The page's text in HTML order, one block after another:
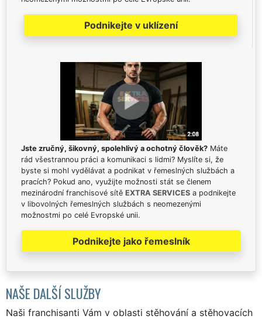
Podnikejte v uklízení
Jste zručný, šikovný, spolehlivý a ochotný člověk? Máte
rád všestrannou práci a komunikaci s lidmi? Myslíte si, že
byste si mohl vydělávat a podnikat v řemeslných službách a
pracích? Pokud ano, využijte možnosti stát se členem
mezinárodní franchisové sítě EXTRA SERVICES a podnikejte
v libovolných řemeslných službách s neomezenými
možnostmi po celé Evropské unii.
Podnikejte jako řemeslník
NAŠE DALŠÍ SLUŽBY
Naši franchisanti Vám v oblasti stěhování a stěhovacích